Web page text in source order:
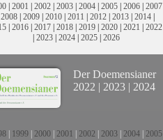
| 2001 | 2002 | 2003 | 2004 | 2005 | 2006 | 2007
2008 | 2009 | 2010 | 2011 | 2012 | 2013 | 2014 |
| 2016 | 2017 | 2018 | 2019 | 2020 | 2021 | 2022
| 2023| 2024| 2025| 2026
Der Doemensianer
2022 | 2023 | 2024
1999 2000 2001 2002 2003 2004 2005